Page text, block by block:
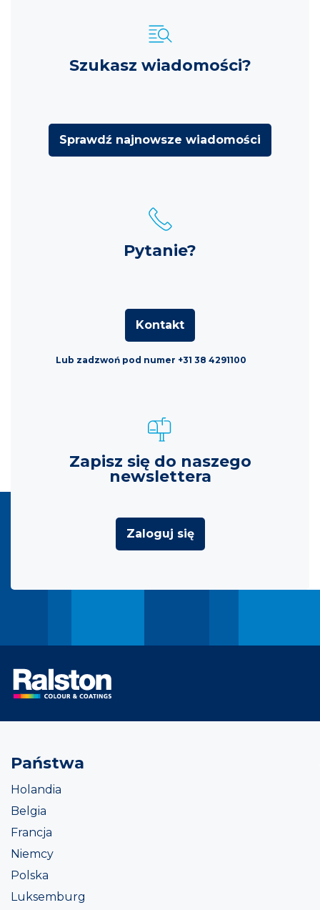
Szukasz wiadomości?
Sprawdź najnowsze wiadomości
Pytanie?
Kontakt
Lub zadzwoń pod numer +31 38 4291100
Zapisz się do naszego
newslettera
Zaloguj się
Państwa
Holandia
Belgia
Francja
Niemcy
Polska
Luksemburg